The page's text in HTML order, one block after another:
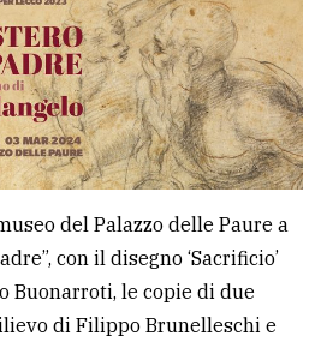
del Palazzo delle Paure a
con il disegno ‘Sacrificio’
Buonarroti, le copie di due
di Filippo Brunelleschi e